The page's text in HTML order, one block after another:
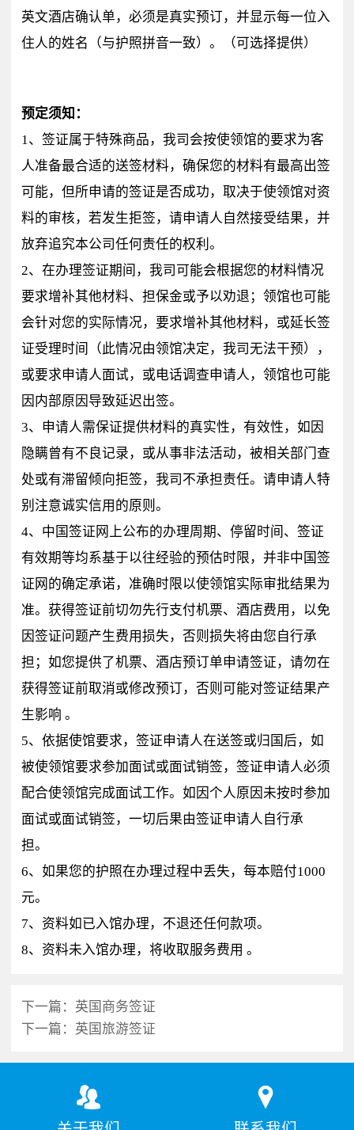
英文酒店确认单，必须是真实预订，并显示每一位入
住人的姓名（与护照拼音一致）。（可选择提供）
预定须知：
1、签证属于特殊商品，我司会按使领馆的要求为客
人准备最合适的送签材料，确保您的材料有最高出签
可能，但所申请的签证是否成功，取决于使领馆对资
料的审核，若发生拒签，请申请人自然接受结果，并
放弃追究本公司任何责任的权利。
2、在办理签证期间，我司可能会根据您的材料情况
要求增补其他材料、担保金或予以劝退；领馆也可能
会针对您的实际情况，要求增补其他材料，或延长签
证受理时间（此情况由领馆决定，我司无法干预），
或要求申请人面试，或电话调查申请人，领馆也可能
因内部原因导致延迟出签。
3、申请人需保证提供材料的真实性，有效性，如因
隐瞒曾有不良记录，或从事非法活动，被相关部门查
处或有滞留倾向拒签，我司不承担责任。请申请人特
别注意诚实信用的原则。
4、中国签证网上公布的办理周期、停留时间、签证
有效期等均系基于以往经验的预估时限，并非中国签
证网的确定承诺，准确时限以使领馆实际审批结果为
准。获得签证前切勿先行支付机票、酒店费用，以免
因签证问题产生费用损失，否则损失将由您自行承
担；如您提供了机票、酒店预订单申请签证，请勿在
获得签证前取消或修改预订，否则可能对签证结果产
生影响 。
5、依据使馆要求，签证申请人在送签或归国后，如
被使领馆要求参加面试或面试销签，签证申请人必须
配合使领馆完成面试工作。如因个人原因未按时参加
面试或面试销签，一切后果由签证申请人自行承
担。
6、如果您的护照在办理过程中丢失，每本赔付1000
元。
7、资料如已入馆办理，不退还任何款项。
8、资料未入馆办理，将收取服务费用 。
下一篇： 英国商务签证
下一篇： 英国旅游签证